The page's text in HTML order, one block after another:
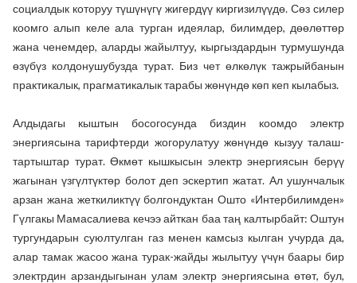
социалдык которуу түшүнүгү жигердүү киргизилүүдө. Сөз силер
коомго алып келе ала турган идеялар, билимдер, дөөлөттөр
жана ченемдер, аларды жайылтуу, кыргыздардын турмушунда
өзүбүз колдонушубузда турат. Биз чет өлкөлүк тажрыйбанын
практикалык, прагматикалык тарабы жөнүндө көп кеп кылабыз.
Алдыдагы кыштын босогосунда биздин коомдо электр
энергиясына тарифтерди жогорулатуу жөнүндө кызуу талаш-
тартыштар турат. Өкмөт кышкысын электр энергиясын берүү
жагынан үзгүлтүктөр болот деп эскертип жатат. Ал ушунчалык
арзан жана жеткиликтүү болгондуктан Ошто «Интербилимден»
Гүлгакы Мамасалиева кечээ айткан баа таң калтырбайт: Оштун
тургундарын суюлтулган газ менен камсыз кылган учурда да,
алар тамак жасоо жана турак-жайды жылытуу үчүн баары бир
электрдин арзандыгынан улам электр энергиясына өтөт, бул,